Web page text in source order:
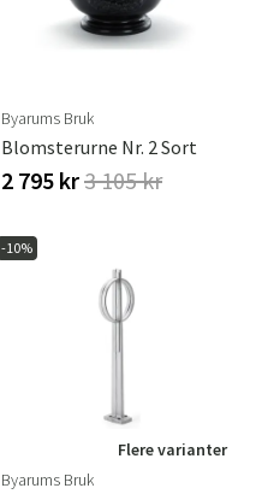
Byarums Bruk
Blomsterurne Nr. 2 Sort
2 795 kr3 105 kr
-10%
Flere varianter
Byarums Bruk